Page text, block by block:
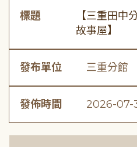
標題
【三重田中
故事屋】
發布單位 三重分館
發佈時間 2026-07-